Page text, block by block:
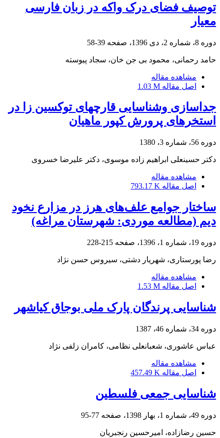
توصیف فضای درک واکه‌ در زبان فارسی
معیار
دوره 8، شماره 2، دی 1396، صفحه 39-58
حامد رحمانی، محمود بی جن خان، سجاد پیوسته
مشاهده مقاله
اصل مقاله 1.03 M
جداسازی وشناسایی قارچهای توکسین زا در
استخرهای پرورش کپور ماهیان
دوره 56، شماره 3، 1380
دکتر حسینعلی ابراهیم زاده موسوی، دکتر علیرضا خسروی
مشاهده مقاله
اصل مقاله 793.17 K
ساختار جوامع علف‌های هرز در مزارع نخود
دیم (مطالعه موردی: شهرستان مراغه)
دوره 19، شماره 1، 1396، صفحه 215-228
رضا پورستاری، شهریار دشتی، سیروس حسن نژاد
مشاهده مقاله
اصل مقاله 1.53 M
شناسایی پرندگان پارک ملی بوجاق کیاشهر
دوره 34، شماره 46، 1387
عباس عاشوری، شعبانعلی نظامی، کامران زلفی نژاد
مشاهده مقاله
اصل مقاله 457.49 K
شناسایی جمعی فلسطین
دوره 49، شماره 1، بهار 1398، صفحه 77-95
حسین رضازاده، امیرحسین رنجبریان